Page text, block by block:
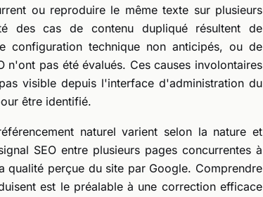
ou reproduire le même texte sur plusieurs
des cas de contenu dupliqué résultent de
configuration technique non anticipés, ou de
n'ont pas été évalués. Ces causes involontaires
visible depuis l'interface d'administration du
être identifié.
naturel varient selon la nature et
SEO entre plusieurs pages concurrentes à
perçue du site par Google. Comprendre
est le préalable à une correction efficace